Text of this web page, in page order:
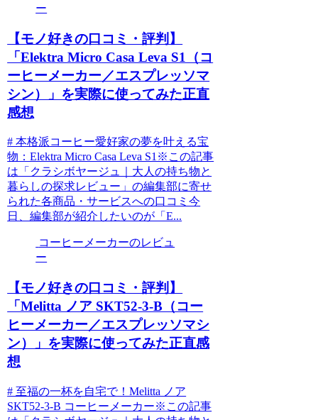
ー
【モノ好きの口コミ・評判】
「Elektra Micro Casa Leva S1（コ
ーヒーメーカー／エスプレッソマ
シン）」を実際に使ってみた正直
感想
# 本格派コーヒー愛好家の夢を叶える宝
物：Elektra Micro Casa Leva S1※この記事
は「クラシボヤージュ｜大人の持ち物と
暮らしの探求レビュー」の編集部に寄せ
られた各商品・サービスへの口コミ今
日、編集部が紹介したいのが「E...
コーヒーメーカーのレビュ
ー
【モノ好きの口コミ・評判】
「Melitta ノア SKT52-3-B（コー
ヒーメーカー／エスプレッソマシ
ン）」を実際に使ってみた正直感
想
# 至福の一杯を自宅で！Melitta ノア
SKT52-3-B コーヒーメーカー※この記事